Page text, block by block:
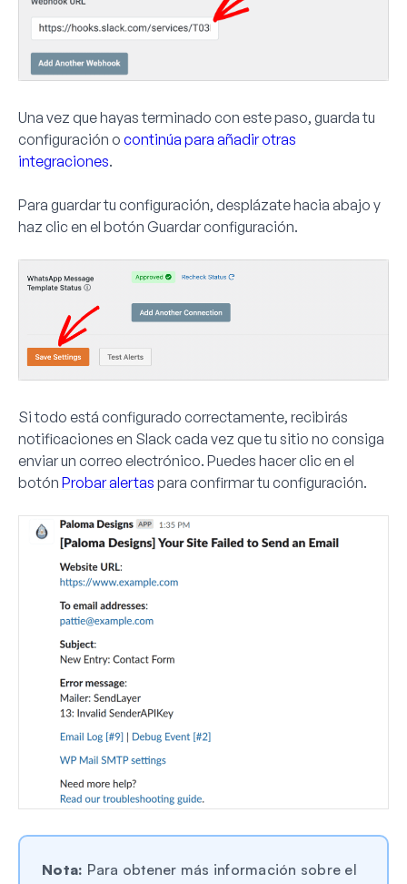
Una vez que hayas terminado con este paso, guarda tu
configuración o continúa para añadir otras
integraciones.
Para guardar tu configuración, desplázate hacia abajo y
haz clic en el botón Guardar configuración.
Si todo está configurado correctamente, recibirás
notificaciones en Slack cada vez que tu sitio no consiga
enviar un correo electrónico. Puedes hacer clic en el
botón Probar alertas para confirmar tu configuración.
Nota: Para obtener más información sobre el